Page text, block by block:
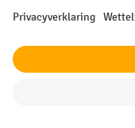
Privacyverklaring